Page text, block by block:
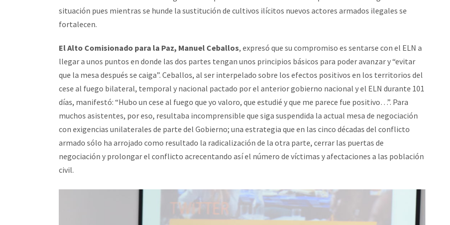
situación pues mientras se hunde la sustitución de cultivos ilícitos nuevos actores armados ilegales se
fortalecen.
El Alto Comisionado para la Paz, Manuel Ceballos, expresó que su compromiso es sentarse con el ELN a
llegar a unos puntos en donde las dos partes tengan unos principios básicos para poder avanzar y “evitar
que la mesa después se caiga”. Ceballos, al ser interpelado sobre los efectos positivos en los territorios del
cese al fuego bilateral, temporal y nacional pactado por el anterior gobierno nacional y el ELN durante 101
días, manifestó: “Hubo un cese al fuego que yo valoro, que estudié y que me parece fue positivo…”. Para
muchos asistentes, por eso, resultaba incomprensible que siga suspendida la actual mesa de negociación
con exigencias unilaterales de parte del Gobierno; una estrategia que en las cinco décadas del conflicto
armado sólo ha arrojado como resultado la radicalización de la otra parte, cerrar las puertas de
negociación y prolongar el conflicto acrecentando así el número de víctimas y afectaciones a las población
civil.